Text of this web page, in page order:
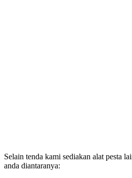
Selain tenda kami sediakan alat pesta
anda diantaranya: